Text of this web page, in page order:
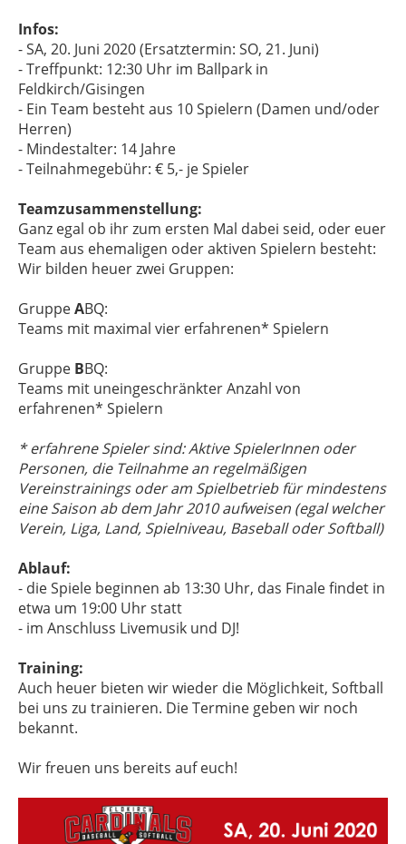
Infos:
- SA, 20. Juni 2020 (Ersatztermin: SO, 21. Juni)
- Treffpunkt: 12:30 Uhr im Ballpark in
Feldkirch/Gisingen
- Ein Team besteht aus 10 Spielern (Damen und/oder
Herren)
- Mindestalter: 14 Jahre
- Teilnahmegebühr: € 5,- je Spieler
Teamzusammenstellung:
Ganz egal ob ihr zum ersten Mal dabei seid, oder euer
Team aus ehemaligen oder aktiven Spielern besteht:
Wir bilden heuer zwei Gruppen:
GruppeABQ:
Teams mit maximal vier erfahrenen* Spielern
Gruppe BBQ:
Teams mit uneingeschränkter Anzahl von
erfahrenen* Spielern
* erfahrene Spieler sind: Aktive SpielerInnen oder
Personen, die Teilnahme an regelmäßigen
Vereinstrainings oder am Spielbetrieb für mindestens
eine Saison ab dem Jahr 2010 aufweisen (egal welcher
Verein, Liga, Land, Spielniveau, Baseball oder Softball)
Ablauf:
- die Spiele beginnen ab 13:30 Uhr, das Finale findet in
etwa um 19:00 Uhr statt
- im Anschluss Livemusik und DJ!
Training:
Auch heuer bieten wir wieder die Möglichkeit, Softball
bei uns zu trainieren. Die Termine geben wir noch
bekannt.
Wir freuen uns bereits auf euch!